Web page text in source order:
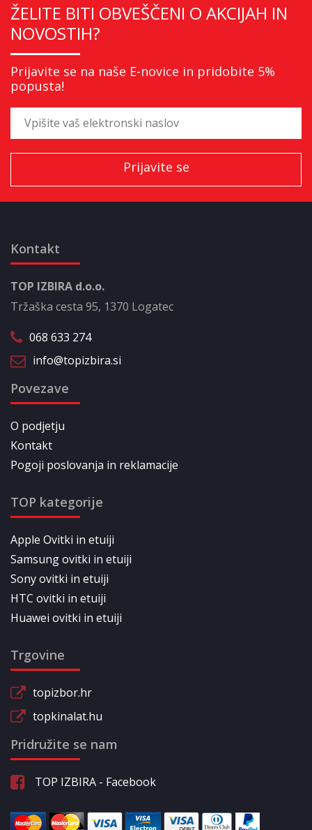
ŽELITE BITI OBVEŠČENI O AKCIJAH IN
NOVOSTIH?
Prijavite se na naše E-novice in pridobite 5%
popusta!
Kontakt
TOP IZBIRA d.o.o.
Tržaška cesta 95, 1370 Logatec
068 633 274
info@topizbira.si
Povezave
O podjetju
Kontakt
Pogoji poslovanja in reklamacije
TOP kategorije
Apple Ovitki in etuiji
Samsung ovitki in etuiji
Sony ovitki in etuiji
HTC ovitki in etuiji
Huawei ovitki in etuiji
Trgovine
topizbor.hr
topkinalat.hu
Pridružite se nam
TOP IZBIRA - Facebook